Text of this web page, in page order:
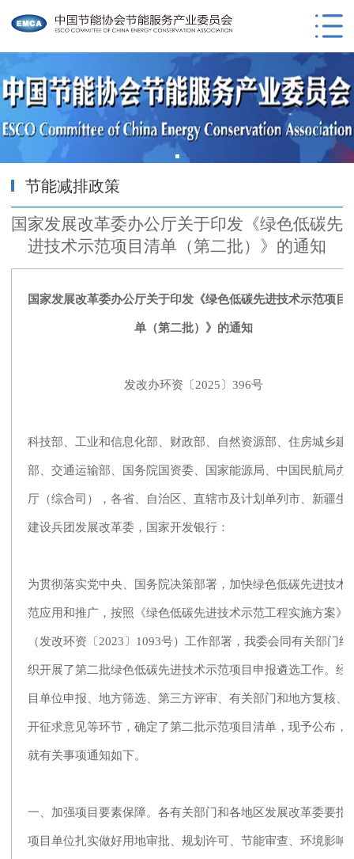
节能减排政策
国家发展改革委办公厅关于印发《绿色低碳先
进技术示范项目清单（第二批）》的通知
国家发展改革委办公厅关于印发《绿色低碳先进技术示范项目
单（第二批）》的通知
发改办环资〔2025〕396号
科技部、工业和信息化部、财政部、自然资源部、住房城乡建
部、交通运输部、国务院国资委、国家能源局、中国民航局办
厅（综合司），各省、自治区、直辖市及计划单列市、新疆生
建设兵团发展改革委，国家开发银行：
为贯彻落实党中央、国务院决策部署，加快绿色低碳先进技术
范应用和推广，按照《绿色低碳先进技术示范工程实施方案》
（发改环资〔2023〕1093号）工作部署，我委会同有关部门组
织开展了第二批绿色低碳先进技术示范项目申报遴选工作。经
目单位申报、地方筛选、第三方评审、有关部门和地方复核、
开征求意见等环节，确定了第二批示范项目清单，现予公布，
就有关事项通知如下。
一、加强项目要素保障。各有关部门和各地区发展改革委要指
项目单位扎实做好用地审批、规划许可、节能审查、环境影响